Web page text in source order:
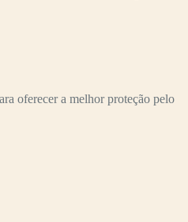
oferecer a melhor proteção pelo